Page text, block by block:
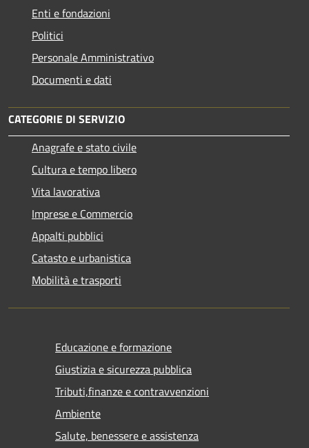
Enti e fondazioni
Politici
Personale Amministrativo
Documenti e dati
CATEGORIE DI SERVIZIO
Anagrafe e stato civile
Cultura e tempo libero
Vita lavorativa
Imprese e Commercio
Appalti pubblici
Catasto e urbanistica
Mobilità e trasporti
Educazione e formazione
Giustizia e sicurezza pubblica
Tributi,finanze e contravvenzioni
Ambiente
Salute, benessere e assistenza